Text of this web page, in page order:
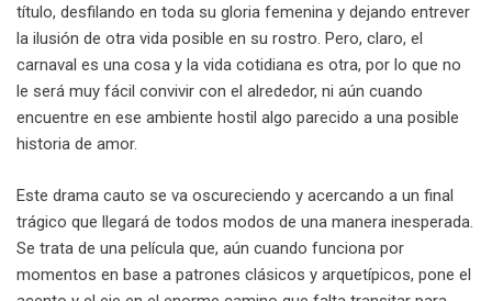
título, desfilando en toda su gloria femenina y dejando entrever
la ilusión de otra vida posible en su rostro. Pero, claro, el
carnaval es una cosa y la vida cotidiana es otra, por lo que no
le será muy fácil convivir con el alrededor, ni aún cuando
encuentre en ese ambiente hostil algo parecido a una posible
historia de amor.
Este drama cauto se va oscureciendo y acercando a un final
trágico que llegará de todos modos de una manera inesperada.
Se trata de una película que, aún cuando funciona por
momentos en base a patrones clásicos y arquetípicos, pone el